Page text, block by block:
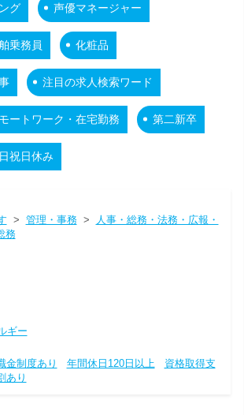
グ 声優マネージャー
乗務員 化粧品
注目の求人検索ワード
ートワーク・在宅勤務 第二新卒
祝日休み
> 管理・事務>
人事・総務・法務・広報・
務
ギー
金制度あり 年間休日120日以上
資格取得支
あり